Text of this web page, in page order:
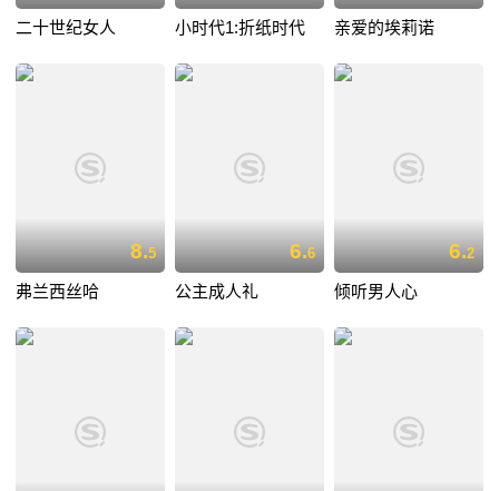
二十世纪女人 小时代1:折纸时代 亲爱的埃莉诺
8.5
弗兰西丝哈
6.6
公主成人礼
6.2
倾听男人心